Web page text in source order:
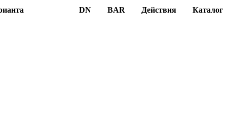
DN BAR Действия Каталог